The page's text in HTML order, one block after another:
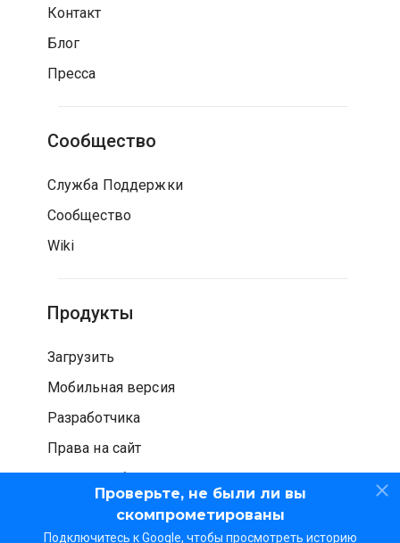
Проверьте, не были ли вы
скомпрометированы
Подключитесь к Google, чтобы просмотреть историю
Контакт
Блог
Пресса
Сообщество
Служба Поддержки
Сообщество
Wiki
Продукты
Загрузить
Мобильная версия
Разработчика
Права на сайт
Проверка безопасности